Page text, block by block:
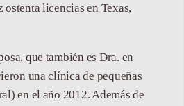
licencias en Texas,
que también es Dra. en
una clínica de pequeñas
en el año 2012. Además de